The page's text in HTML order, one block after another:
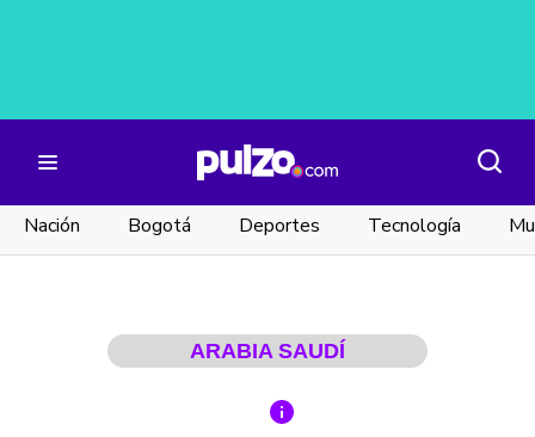
Nación Bogotá Deportes Tecnología
ARABIA SAUDÍ